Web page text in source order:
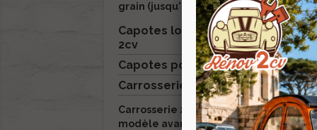
grain (jusqu'à début 1970)
Capotes longues pour
2cv
Capotes pour Dyane
Carrosserie 2cv

Carrosserie 2cv Ancien
modèle avant 1970